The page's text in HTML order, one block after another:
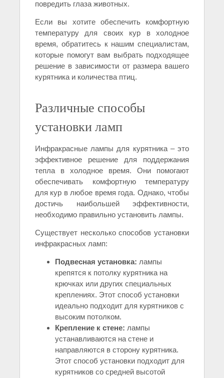
повредить глаза животных.
Если вы хотите обеспечить комфортную
температуру для своих кур в холодное
время, обратитесь к нашим специалистам,
которые помогут вам выбрать подходящее
решение в зависимости от размера вашего
курятника и количества птиц.
Различные способы
установки ламп
Инфракрасные лампы для курятника – это
эффективное решение для поддержания
тепла в холодное время. Они помогают
обеспечивать комфортную температуру
для кур в любое время года. Однако, чтобы
достичь наибольшей эффективности,
необходимо правильно установить лампы.
Существует несколько способов установки
инфракрасных ламп:
Подвесная установка: лампы
крепятся к потолку курятника на
крючках или других специальных
креплениях. Этот способ установки
идеально подходит для курятников с
высоким потолком.
Крепление к стене: лампы
устанавливаются на стене и
направляются в сторону курятника.
Этот способ установки подходит для
курятников со средней высотой